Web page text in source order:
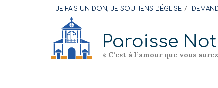
content
JE FAIS UN DON, JE SOUTIENS L’ÉGLISE
Paroisse
« C’est à l’amour que vous